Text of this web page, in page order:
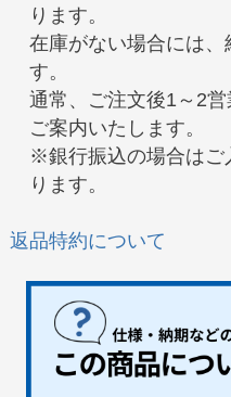
ります。
在庫がない場合には、
す。
通常、ご注文後1～2
ご案内いたします。
※銀行振込の場合はご
ります。
返品特約について